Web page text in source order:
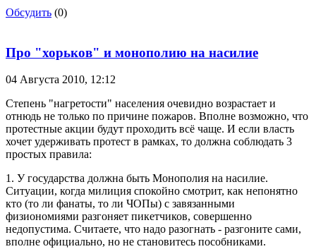
Обсудить (0)
Про "хорьков" и монополию на насилие
04 Августа 2010, 12:12
Степень "нагретости" населения очевидно возрастает и
отнюдь не только по причине пожаров. Вполне возможно, что
протестные акции будут проходить всё чаще. И если власть
хочет удерживать протест в рамках, то должна соблюдать 3
простых правила:
1. У государства должна быть Монополия на насилие.
Ситуации, когда милиция спокойно смотрит, как непонятно
кто (то ли фанаты, то ли ЧОПы) с завязанными
физиономиями разгоняет пикетчиков, совершенно
недопустима. Считаете, что надо разогнать - разгоните сами,
вполне официально, но не становитесь пособниками.